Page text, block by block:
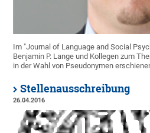
Im "Journal of Language and Social
Benjamin P. Lange und Kollegen zum
in der Wahl von Pseudonymen
Stellenausschreibung
26.04.2016